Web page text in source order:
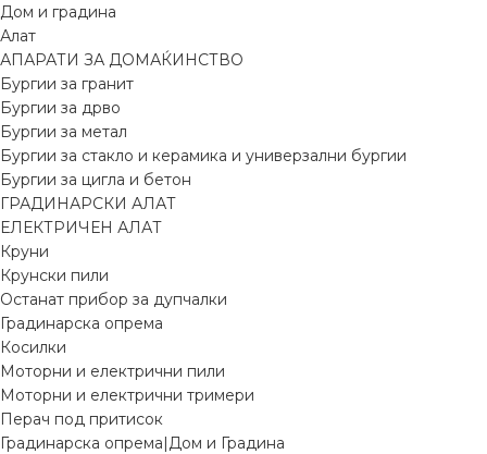
Дом и градина
Алат
АПАРАТИ ЗА ДОМАЌИНСТВО
Бургии за гранит
Бургии за дрво
Бургии за метал
Бургии за стакло и керамика и универзални бургии
Бургии за цигла и бетон
ГРАДИНАРСКИ АЛАТ
ЕЛЕКТРИЧЕН АЛАТ
Круни
Крунски пили
Останат прибор за дупчалки
Градинарска опрема
Косилки
Моторни и електрични пили
Моторни и електрични тримери
Перач под притисок
Градинарска опрема|Дом и Градина